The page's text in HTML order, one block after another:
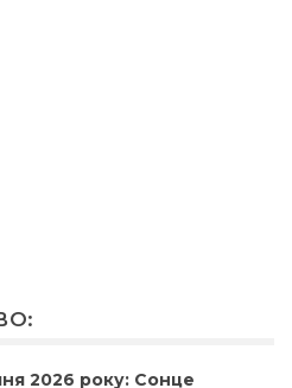
2026 року: Сонце